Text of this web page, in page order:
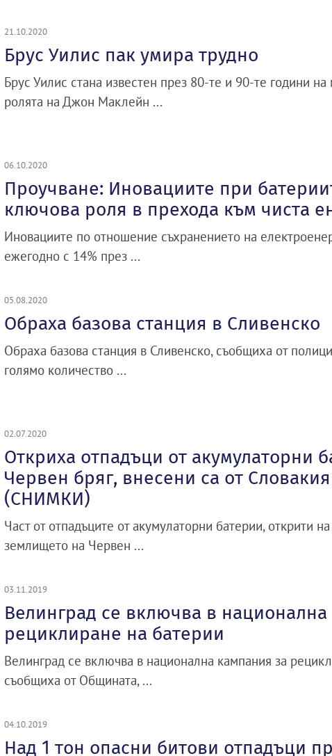
21.10.2020
Брус Уилис пак умира трудно
Брус Уилис стана известен през 80-те и 90-те години
ролята на Джон Маклейн ...
06.10.2020
Проучване: Иновациите при
ключова роля в прехода към чиста
Иновациите по отношение съхранението на
ежегодно с 14% през ...
05.08.2020
Обраха базова станция в Сливенско
Обраха базова станция в Сливенско, съобщиха от
голямо количество ...
02.07.2020
Откриха отпадъци от акумулаторни
Червен бряг, внесени са от
(СНИМКИ)
Част от отпадъците от акумулаторни батерии, открити
землището на Червен ...
03.11.2019
Велинград се включва в
рециклиране на батерии
Велинград се включва в национална кампания за
съобщиха от Общината, ...
04.10.2019
Над 1 тон опасни битови отпадъци